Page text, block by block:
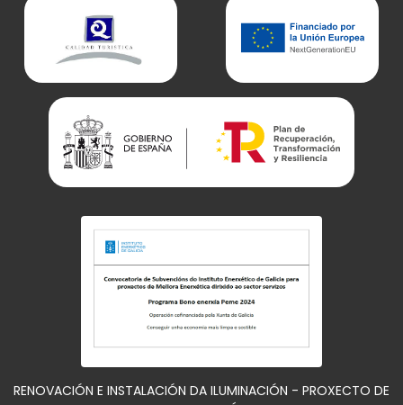
RENOVACIÓN E INSTALACIÓN DA ILUMINACIÓN - PROXECTO DE